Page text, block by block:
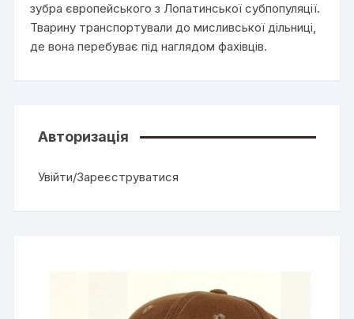
зубра європейського з Лопатинської субпопуляції.
Тварину транспортували до мисливської дільниці,
де вона перебуває під наглядом фахівців.
Авторизація
Увійти/Зареєструватися